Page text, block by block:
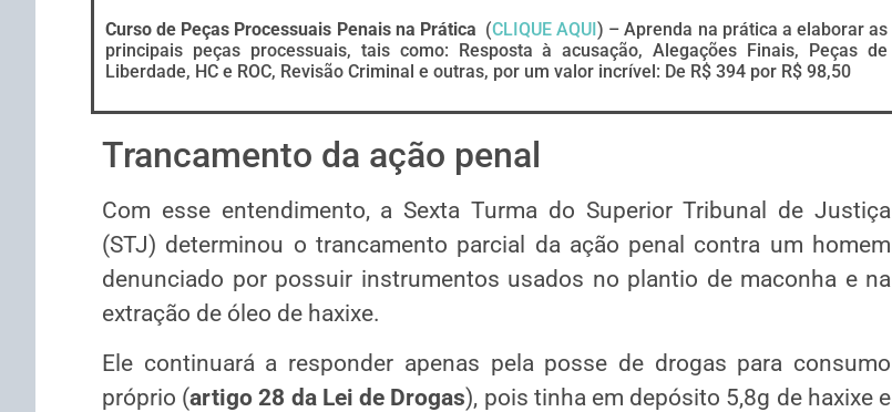
Curso de Peças Processuais Penais na Prática (CLIQUE AQUI) – Aprenda na prática a elaborar as
principais peças processuais, tais como: Resposta à acusação, Alegações Finais, Peças de
Liberdade, HC e ROC, Revisão Criminal e outras, por um valor incrível: De R$ 394 por R$ 98,50
Trancamento da ação penal
Com esse entendimento, a Sexta Turma do Superior Tribunal de Justiça
(STJ) determinou o trancamento parcial da ação penal contra um homem
denunciado por possuir instrumentos usados no plantio de maconha e na
extração de óleo de haxixe.
Ele continuará a responder apenas pela posse de drogas para consumo
próprio (artigo 28 da Lei de Drogas), pois tinha em depósito 5,8g de haxixe e